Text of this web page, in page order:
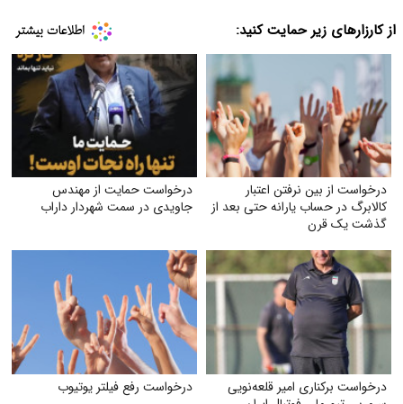
از کارزارهای زیر حمایت کنید:
درخواست از بین نرفتن اعتبار
کالابرگ در حساب یارانه حتی بعد از
گذشت یک قرن
درخواست حمایت از مهندس
جاویدی در سمت شهردار داراب
درخواست برکناری امیر قلعه‌نویی
درخواست رفع فیلتر یوتیوب